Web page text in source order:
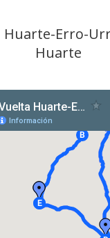
Huarte-Erro-
Huarte